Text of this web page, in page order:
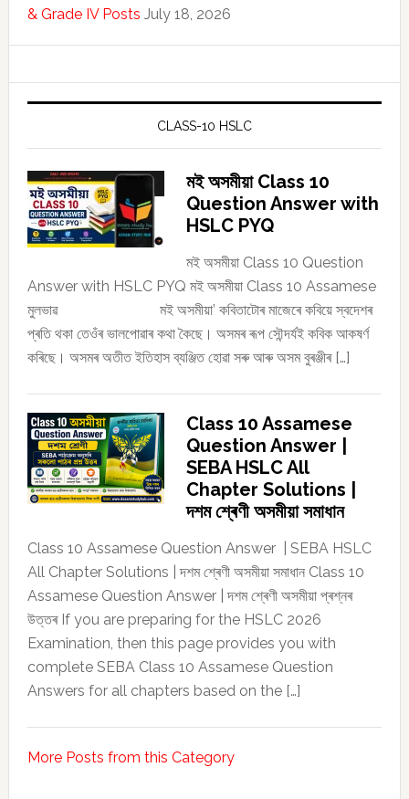
& Grade IV Posts July 18, 2026
CLASS-10 HSLC
মই অসমীয়া Class 10
Question Answer with
HSLC PYQ
মই অসমীয়া Class 10 Question
Answer with HSLC PYQ মই অসমীয়া Class 10 Assamese
মুলভাৱ মই অসমীয়া’ কবিতাটোৰ মাজেৰে কবিয়ে স্বদেশৰ
প্ৰতি থকা তেওঁৰ ভালপোৱাৰ কথা কৈছে। অসমৰ ৰূপ সৌন্দৰ্যই কবিক আকষৰ্ণ
কৰিছে। অসমৰ অতীত ইতিহাস ব্যঞ্জিত হোৱা সৰু আৰু অসম বুৰঞ্জীৰ […]
Class 10 Assamese
Question Answer |
SEBA HSLC All
Chapter Solutions |
দশম শ্ৰেণী অসমীয়া সমাধান
Class 10 Assamese Question Answer | SEBA HSLC
All Chapter Solutions | দশম শ্ৰেণী অসমীয়া সমাধান Class 10
Assamese Question Answer | দশম শ্ৰেণী অসমীয়া প্ৰশ্নৰ
উত্তৰ If you are preparing for the HSLC 2026
Examination, then this page provides you with
complete SEBA Class 10 Assamese Question
Answers for all chapters based on the […]
More Posts from this Category